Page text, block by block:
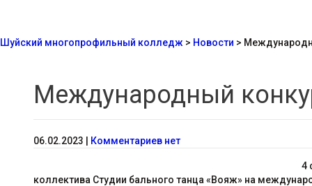
Шуйский многопрофильный колледж > Новости >
Международный
06.02.2023 Комментариев нет
4
коллектива Студии бального танца «Вояж» на